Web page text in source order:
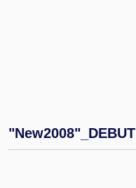
"New2008"_DEBUT